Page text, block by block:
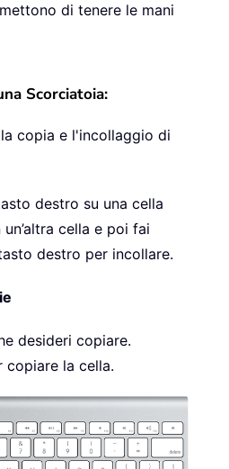
di tenere le mani
Scorciatoia:
copia e l'incollaggio di
destro su una cella
cella e poi fai
destro per incollare.
desideri copiare.
copiare la cella.